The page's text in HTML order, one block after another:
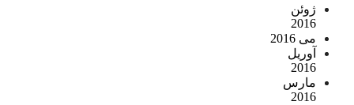
ژوئن
2016
می 2016
آوریل
2016
مارس
2016